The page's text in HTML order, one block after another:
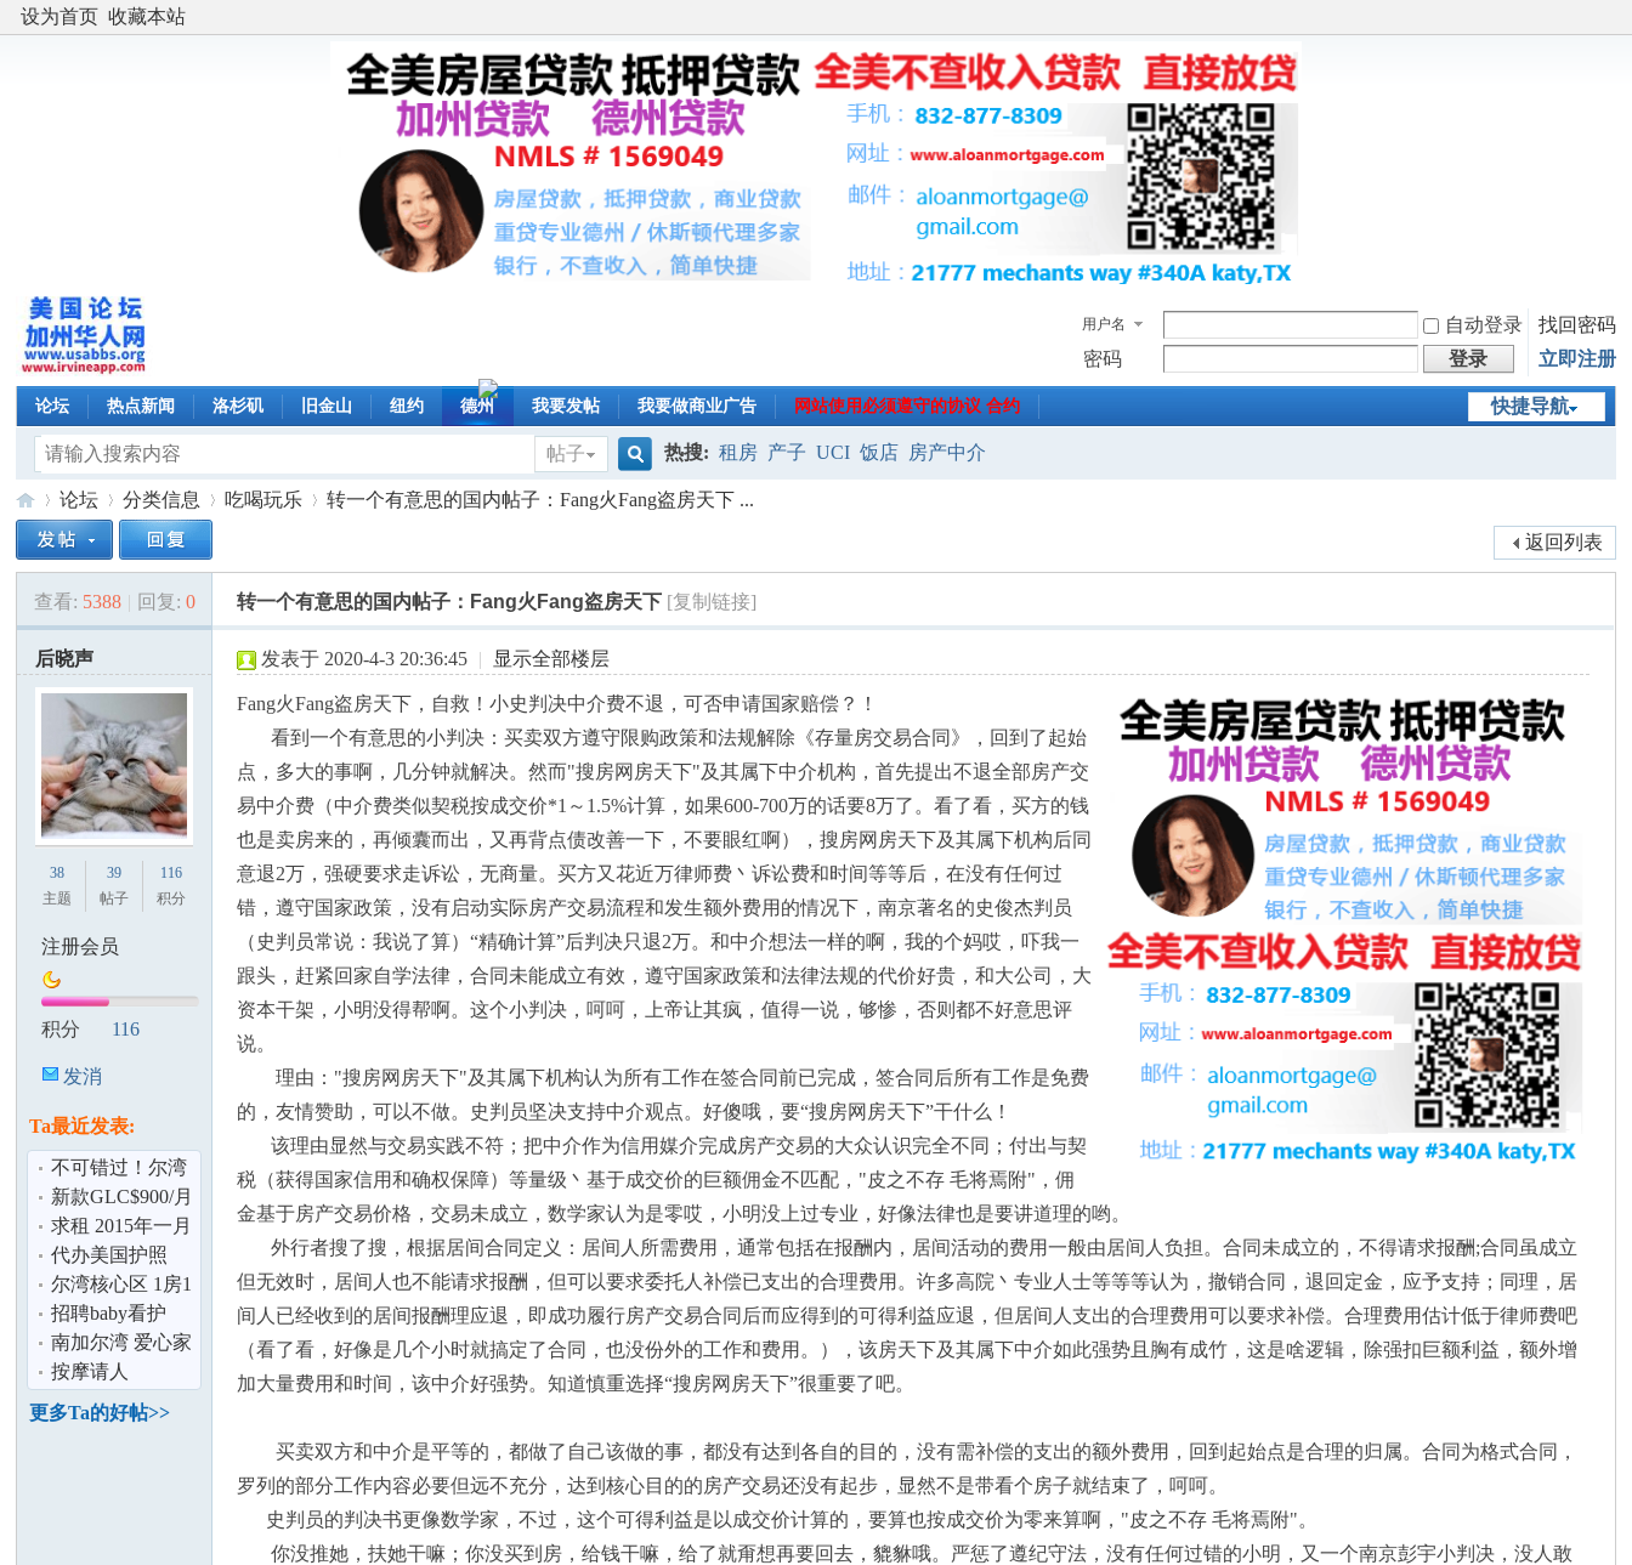
设为首页 收藏本站
用户名 自动登录
找回密码
密码
登录 立即注册
快捷导航
论坛 热点新闻 洛杉矶 旧金山 纽约 德州 我要发帖 我要做商业广告 网站使用必须遵守的协议 合约
帖子
搜
索
热搜: 租房 产子 UCI 饭店 房产中介
美
国
»
论坛
›
分类信息 吃喝玩乐
›
转一个有意思的国内帖子：Fang火Fang盗房天下 ...
返回列表
查看: 5388 | 回复: 0 转一个有意思的国内帖子：Fang火Fang盗房天下 [复制链接]
后晓声
38
主题
39
帖子
116
积分
注册会员
积分 116
发消
Ta最近发表:
不可错过！尔湾
大公园三套房
town home出租
新款GLC$900/月
含全保及雨伞险
求租 2015年一月
中下旬待产+月
子 租期4个月
代办美国护照
DS3053
尔湾核心区 1房1
卫； 2房2卫；3
房3卫豪华主
招聘baby看护
南加尔湾 爱心家
庭招寄宿学生
按摩请人
更多Ta的好帖>>
发表于 2020-4-3 20:36:45 | 显示全部楼层
Fang火Fang盗房天下，自救！小史判决中介费不退，可否申请国家赔偿？！
看到一个有意思的小判决：买卖双方遵守限购政策和法规解除《存量房交易合同》，回到了起始
点，多大的事啊，几分钟就解决。然而"搜房网房天下"及其属下中介机构，首先提出不退全部房产交
易中介费（中介费类似契税按成交价*1～1.5%计算，如果600-700万的话要8万了。看了看，买方的钱
也是卖房来的，再倾囊而出，又再背点债改善一下，不要眼红啊），搜房网房天下及其属下机构后同
意退2万，强硬要求走诉讼，无商量。买方又花近万律师费丶诉讼费和时间等等后，在没有任何过
错，遵守国家政策，没有启动实际房产交易流程和发生额外费用的情况下，南京著名的史俊杰判员
（史判员常说：我说了算）“精确计算”后判决只退2万。和中介想法一样的啊，我的个妈哎，吓我一
跟头，赶紧回家自学法律，合同未能成立有效，遵守国家政策和法律法规的代价好贵，和大公司，大
资本干架，小明没得帮啊。这个小判决，呵呵，上帝让其疯，值得一说，够惨，否则都不好意思评
说。
理由："搜房网房天下"及其属下机构认为所有工作在签合同前已完成，签合同后所有工作是免费
的，友情赞助，可以不做。史判员坚决支持中介观点。好傻哦，要“搜房网房天下”干什么！
该理由显然与交易实践不符；把中介作为信用媒介完成房产交易的大众认识完全不同；付出与契
税（获得国家信用和确权保障）等量级丶基于成交价的巨额佣金不匹配，"皮之不存 毛将焉附"，佣
金基于房产交易价格，交易未成立，数学家认为是零哎，小明没上过专业，好像法律也是要讲道理的哟。
外行者搜了搜，根据居间合同定义：居间人所需费用，通常包括在报酬内，居间活动的费用一般由居间人负担。合同未成立的，不得请求报酬;合同虽成立
但无效时，居间人也不能请求报酬，但可以要求委托人补偿已支出的合理费用。许多高院丶专业人士等等等认为，撤销合同，退回定金，应予支持；同理，居
间人已经收到的居间报酬理应退，即成功履行房产交易合同后而应得到的可得利益应退，但居间人支出的合理费用可以要求补偿。合理费用估计低于律师费吧
（看了看，好像是几个小时就搞定了合同，也没份外的工作和费用。），该房天下及其属下中介如此强势且胸有成竹，这是啥逻辑，除强扣巨额利益，额外增
加大量费用和时间，该中介好强势。知道慎重选择“搜房网房天下”很重要了吧。
买卖双方和中介是平等的，都做了自己该做的事，都没有达到各自的目的，没有需补偿的支出的额外费用，回到起始点是合理的归属。合同为格式合同，
罗列的部分工作内容必要但远不充分，达到核心目的的房产交易还没有起步，显然不是带看个房子就结束了，呵呵。
史判员的判决书更像数学家，不过，这个可得利益是以成交价计算的，要算也按成交价为零来算啊，"皮之不存 毛将焉附"。
你没推她，扶她干嘛；你没买到房，给钱干嘛，给了就甭想再要回去，貔貅哦。严惩了遵纪守法，没有任何过错的小明，又一个南京彭宇小判决，没人敢